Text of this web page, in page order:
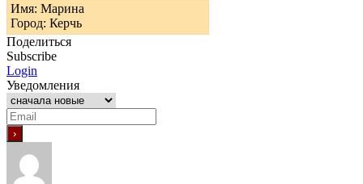
Имя: Марина
Город: Керчь
Поделиться
Subscribe
Login
Уведомления